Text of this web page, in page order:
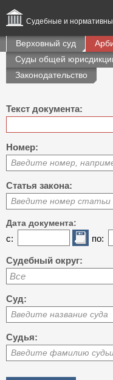
Судебные и
Верховный суд
Суды общей
Законодательство
Текст документа:
Номер:
Введите номер,
Статья закона:
Введите номер статьи
Дата документа:
с: по:
Судебный округ:
Все
Суд:
Введите название суда
Судья:
Введите фамилию